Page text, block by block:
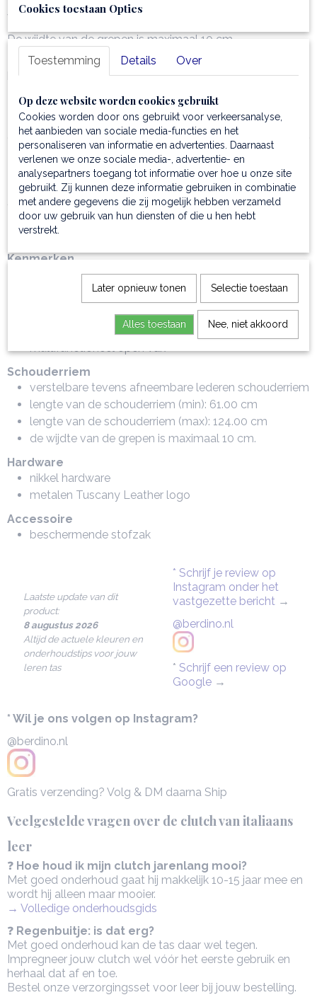
vakje.
De wijdte van de grepen is maximaal 10 cm.
mini-tasjeheeft een semi-rigide structuur en heeft
hardware van nikkel.
Een handige beschermende stofzak wordt meegeleverd.
Type
clutch
Samenstelling
deze clutchis gemaakt van gehamerd leder
en heeft een sterke polyester voering
Kenmerken
semi-rigide structuur
1 compartiment
multifunctioneel open vak
Schouderriem
verstelbare tevens afneembare lederen schouderriem
lengte van de schouderriem (min): 61.00 cm
lengte van de schouderriem (max): 124.00 cm
de wijdte van de grepen is maximaal 10 cm.
Hardware
nikkel hardware
metalen Tuscany Leather logo
Accessoire
beschermende stofzak
Laatste update van dit
product:
8 augustus 2026
Altijd de actuele kleuren en
onderhoudstips voor jouw
leren tas
* Schrijf je review op
Instagram onder het
vastgezette bericht →
@berdino.nl
* Schrijf een review op
Google →
* Wil je ons volgen op Instagram?
@berdino.nl
Gratis verzending? Volg & DM daarna Ship
Veelgestelde vragen over de clutch van italiaans
leer
❓ Hoe houd ik mijn clutch jarenlang mooi?
Met goed onderhoud gaat hij makkelijk 10-15 jaar mee en
wordt hij alleen maar mooier.
→ Volledige onderhoudsgids
❓ Regenbuitje: is dat erg?
Met goed onderhoud kan de tas daar wel tegen.
Impregneer jouw clutch wel vóór het eerste gebruik en
herhaal dat af en toe.
Bestel onze verzorgingsset voor leer bij jouw bestelling.
Cookies toestaan Opties
Toestemming Details Over
Op deze website worden cookies gebruikt
Cookies worden door ons gebruikt voor verkeersanalyse,
het aanbieden van sociale media-functies en het
personaliseren van informatie en advertenties. Daarnaast
verlenen we onze sociale media-, advertentie- en
analysepartners toegang tot informatie over hoe u onze site
gebruikt. Zij kunnen deze informatie gebruiken in combinatie
met andere gegevens die zij mogelijk hebben verzameld
door uw gebruik van hun diensten of die u hen hebt
verstrekt.
Later opnieuw tonen Selectie toestaan
Alles toestaan Nee, niet akkoord